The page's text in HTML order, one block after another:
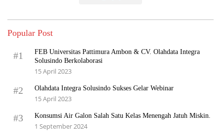
Popular Post
#1
FEB Universitas Pattimura Ambon & CV. Olahdata Integra
Solusindo Berkolaborasi
15 April 2023
#2 Olahdata Integra Solusindo Sukses Gelar Webinar
15 April 2023
#3 Konsumsi Air Galon Salah Satu Kelas Menengah Jatuh Miskin.
1 September 2024